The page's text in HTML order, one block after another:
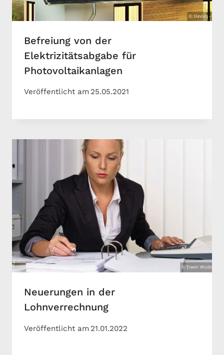
Befreiung von der
Elektrizitätsabgabe für
Photovoltaikanlagen
Veröffentlicht am 25.05.2021
Neuerungen in der
Lohnverrechnung
Veröffentlicht am 21.01.2022